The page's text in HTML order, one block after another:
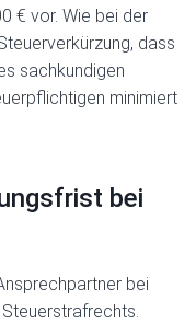
€ vor. Wie bei der
dass
sachkundigen
minimiert
bei
bei